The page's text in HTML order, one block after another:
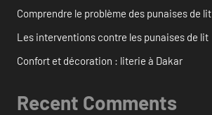
Comprendre le problème des punaises de lit
Les interventions contre les punaises de lit
Confort et décoration : literie à Dakar
Recent Comments